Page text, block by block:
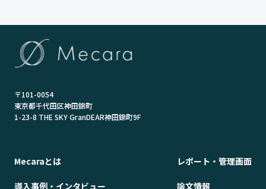
〒101-0054
東京都千代田区神田錦町
1-23-8 THE SKY GranDEAR神田錦町9F
Mecaraとは
導入事例・インタビュー
レポート・管理画面
論文情報